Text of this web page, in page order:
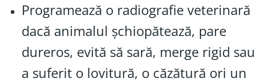
Programează o radiografie veterinară
dacă animalul șchiopătează, pare
dureros, evită să sară, merge rigid sau
a suferit o lovitură, o căzătură ori un